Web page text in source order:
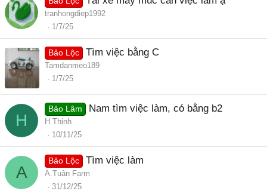
tranhongdiep1992
1/7/25
Bảo Lộc Tìm việc bằng C
Tamdanmeo189
1/7/25
H
Bảo Lâm Nam tìm việc làm, có bằng b2
H Thịnh
10/11/25
A
Bảo Lộc Tìm việc làm
A.Tuân Farm
31/12/25